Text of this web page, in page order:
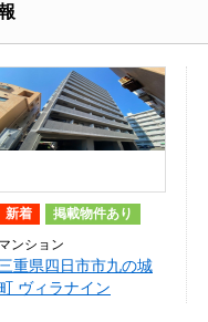
新着 掲載物件あり
マンション
重県四日市市九の城
ヴィラナイン